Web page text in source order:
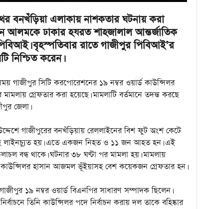
বনখঁড়িয়া এলাকায় নাশকতার ঘটনায় করা
আলমকে ঢাকার হযরত শাহজালাল আন্তর্জাতিক
বৃহস্পতিবার রাতে গাজীপুর পিবিআই’র
নিশ্চিত করেন।
গাজীপুর সিটি করপোরেশনের ১৯ নম্বর ওয়ার্ড কাউন্সিলর
গ্রেফতার করা হয়েছে। মামলাটি বর্তমানে তদন্ত করছে
জেলা।
গাজীপুরের বনখঁড়িয়ায় রেললাইনের বিশ ফুট অংশ কেটে
লাইনচ্যুত হয়। এতে একজন নিহত ও ১১ জন আহত হন। এই
বন্ধ থাকে। ঘটনার ৩৮ ঘণ্টা পর মামলা হয়। মামলায়
হাসান আজমল ভূঁইয়াসহ বেশ কয়েকজন গ্রেফতার হন।
১৯ নম্বর ওয়ার্ড বিএনপির সাধারণ সম্পাদক ছিলেন।
তিনি কাউন্সিলর পদে নির্বাচন করায় দল তাকে বহিষ্কার